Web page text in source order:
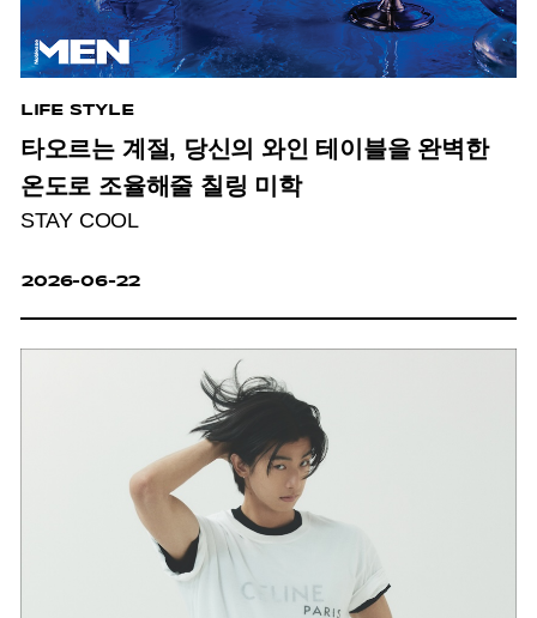
LIFE STYLE
타오르는 계절, 당신의 와인 테이블을 완벽한
온도로 조율해줄 칠링 미학
STAY COOL
2026-06-22